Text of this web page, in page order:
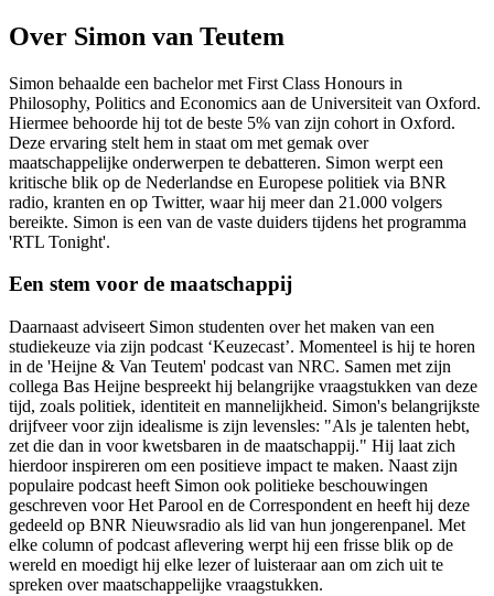
Over Simon van Teutem
Simon behaalde een bachelor met First Class Honours in
Philosophy, Politics and Economics aan de Universiteit van Oxford.
Hiermee behoorde hij tot de beste 5% van zijn cohort in Oxford.
Deze ervaring stelt hem in staat om met gemak over
maatschappelijke onderwerpen te debatteren. Simon werpt een
kritische blik op de Nederlandse en Europese politiek via BNR
radio, kranten en op Twitter, waar hij meer dan 21.000 volgers
bereikte. Simon is een van de vaste duiders tijdens het programma
'RTL Tonight'.
Een stem voor de maatschappij
Daarnaast adviseert Simon studenten over het maken van een
studiekeuze via zijn podcast ‘Keuzecast’. Momenteel is hij te horen
in de 'Heijne & Van Teutem' podcast van NRC. Samen met zijn
collega Bas Heijne bespreekt hij belangrijke vraagstukken van deze
tijd, zoals politiek, identiteit en mannelijkheid. Simon's belangrijkste
drijfveer voor zijn idealisme is zijn levensles: "Als je talenten hebt,
zet die dan in voor kwetsbaren in de maatschappij." Hij laat zich
hierdoor inspireren om een positieve impact te maken. Naast zijn
populaire podcast heeft Simon ook politieke beschouwingen
geschreven voor Het Parool en de Correspondent en heeft hij deze
gedeeld op BNR Nieuwsradio als lid van hun jongerenpanel. Met
elke column of podcast aflevering werpt hij een frisse blik op de
wereld en moedigt hij elke lezer of luisteraar aan om zich uit te
spreken over maatschappelijke vraagstukken.